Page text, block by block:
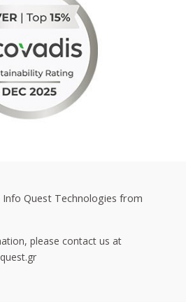
Quest Technologies from
please contact us at